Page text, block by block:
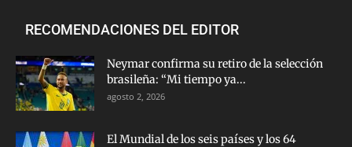
RECOMENDACIONES DEL EDITOR
Neymar confirma su retiro de la selección
brasileña: “Mi tiempo ya...
agosto 2, 2026
El Mundial de los seis países y los 64